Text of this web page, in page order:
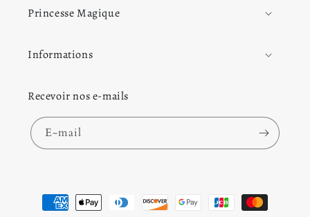
Princesse Magique
Informations
Recevoir nos e-mails
E-mail
Moyens de paiement